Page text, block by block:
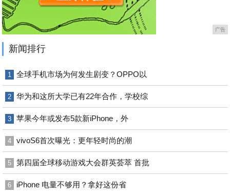
广告
新闻排行
1 全球手机市场为何发生剧变？OPPO以
2 华为和这所大学已有22年合作，学校综
3 苹果今年或发布5款新iPhone，外
4 vivoS6首次曝光：更年轻时尚的潮
5 第四届全球移动游戏大会群英荟萃 首批
6 iPhone 电量不够用？拿好这份省